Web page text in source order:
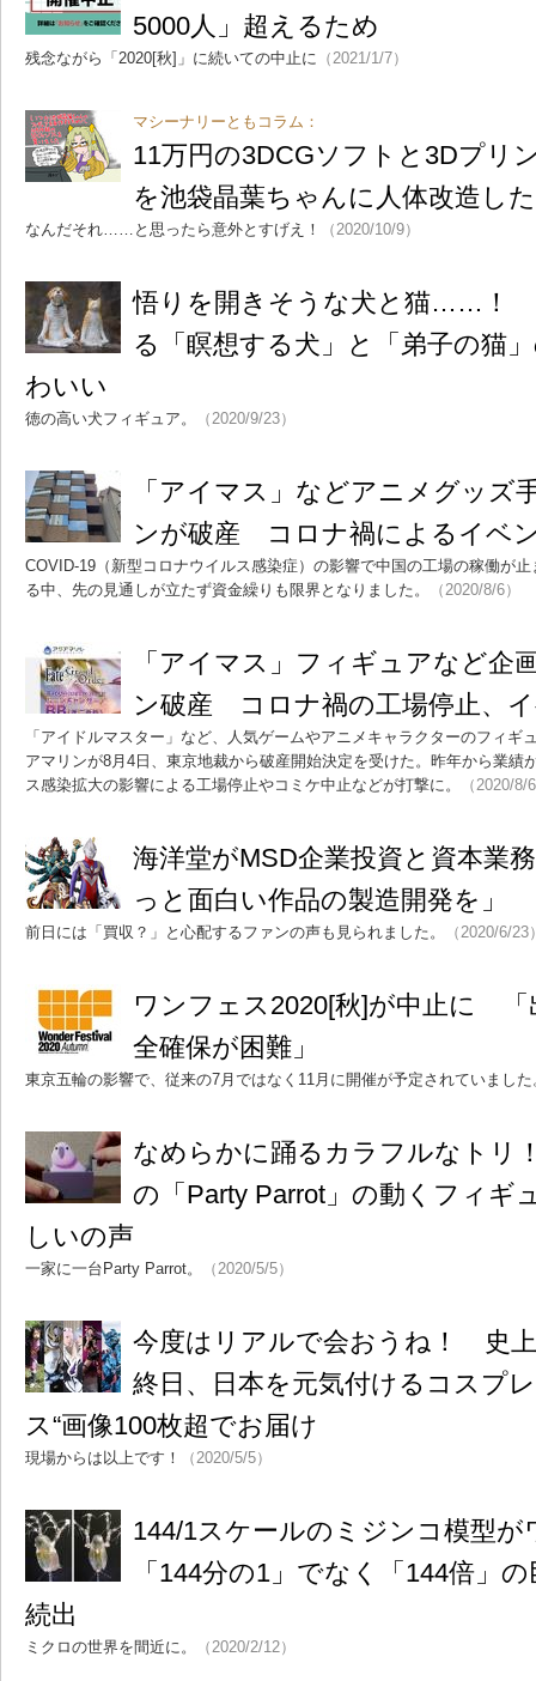
5000人」超えるため
残念ながら「2020[秋]」に続いての中止に （2021/1/7）
マシーナリーともコラム：
11万円の3DCGソフトと3Dプリ
を池袋晶葉ちゃんに人体改造し
なんだそれ……と思ったら意外とすげえ！ （2020/10/9）
悟りを開きそうな犬と猫……！
る「瞑想する犬」と「弟子の猫
わいい
徳の高い犬フィギュア。 （2020/9/23）
「アイマス」などアニメグッズ
ンが破産 コロナ禍によるイベ
COVID-19（新型コロナウイルス感染症）の影響で中国の工場の稼働が
る中、先の見通しが立たず資金繰りも限界となりました。
（2020/8/6）
「アイマス」フィギュアなど企
ン破産 コロナ禍の工場停止、
「アイドルマスター」など、人気ゲームやアニメキャラクターのフィギ
アマリンが8月4日、東京地裁から破産開始決定を受けた。昨年から業績
ス感染拡大の影響による工場停止やコミケ中止などが打撃に。
（2020/8/
海洋堂がMSD企業投資と資本業
っと面白い作品の製造開発を」
前日には「買収？」と心配するファンの声も見られました。 （2020/6/23
ワンフェス2020[秋]が中止に 「
全確保が困難」
東京五輪の影響で、従来の7月ではなく11月に開催が予定されていました
なめらかに踊るカラフルなトリ
の「Party Parrot」の動くフィギ
しいの声
一家に一台Party Parrot。 （2020/5/5）
今度はリアルで会おうね！ 史
終日、日本を元気付けるコスプ
ス“画像100枚超でお届け
現場からは以上です！ （2020/5/5）
144/1スケールのミジンコ模型
「144分の1」でなく「144倍」
続出
ミクロの世界を間近に。 （2020/2/12）